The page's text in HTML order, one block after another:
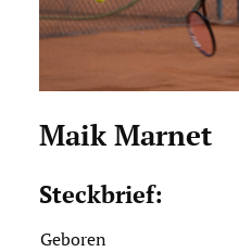
Impressum
Datenschutz
Maik Marnet
Steckbrief:
Geboren